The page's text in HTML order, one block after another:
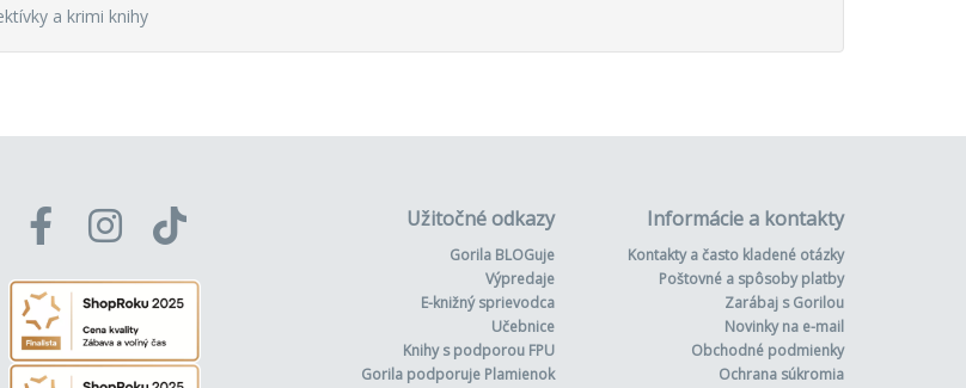
vražda
príbehov:
a krimi knihy
Užitočné odkazy
Gorila BLOGuje
Výpredaje
E-knižný sprievodca
Učebnice
Knihy s podporou FPU
Gorila podporuje Plamienok
Informácie a kontakty
Kontakty a často kladené otázky
Poštovné a spôsoby platby
Zarábaj s Gorilou
Novinky na e-mail
Obchodné podmienky
Ochrana súkromia